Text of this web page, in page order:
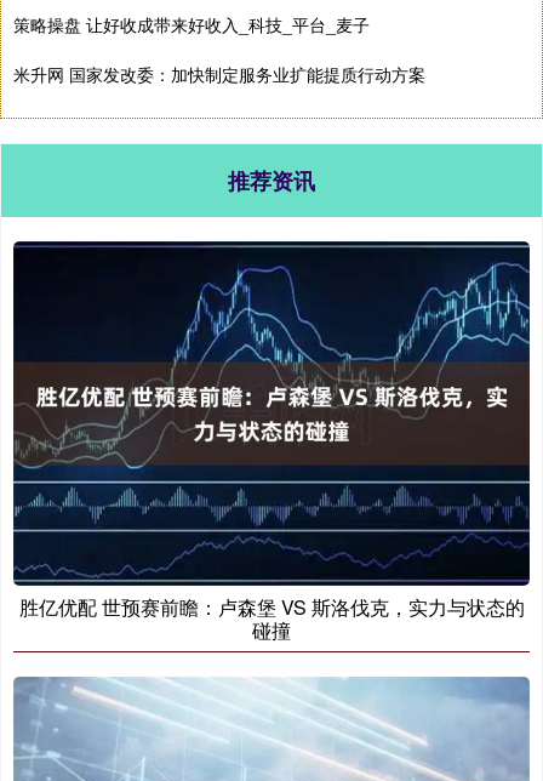
策略操盘 让好收成带来好收入_科技_平台_麦子
米升网 国家发改委：加快制定服务业扩能提质行动方案
推荐资讯
胜亿优配 世预赛前瞻：卢森堡 VS 斯洛伐克，实力与状态的
碰撞